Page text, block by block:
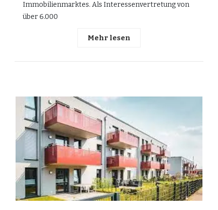
Immobilienmarktes. Als Interessenvertretung von
über 6.000
Mehr lesen